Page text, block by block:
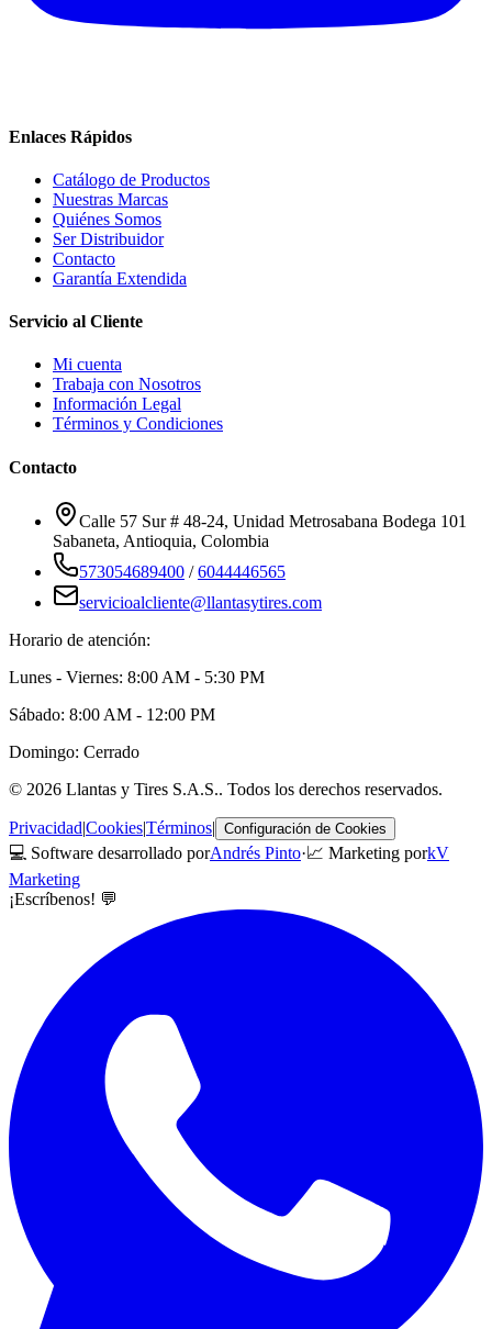
Enlaces Rápidos
Catálogo de Productos
Nuestras Marcas
Quiénes Somos
Ser Distribuidor
Contacto
Garantía Extendida
Servicio al Cliente
Mi cuenta
Trabaja con Nosotros
Información Legal
Términos y Condiciones
Contacto
Calle 57 Sur # 48-24, Unidad Metrosabana Bodega 101
Sabaneta, Antioquia, Colombia
573054689400 /6044446565
servicioalcliente@llantasytires.com
Horario de atención:
Lunes - Viernes: 8:00 AM - 5:30 PM
Sábado: 8:00 AM - 12:00 PM
Domingo: Cerrado
© 2026 Llantas y Tires S.A.S.. Todos los derechos reservados.
Privacidad|Cookies|Términos| Configuración de Cookies
💻 Software desarrollado porAndrés Pinto·📈 Marketing porkV
Marketing
¡Escríbenos! 💬